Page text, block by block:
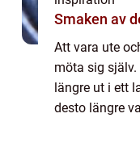
Smaken av
Att vara ute
möta sig
längre ut i ett
desto längre